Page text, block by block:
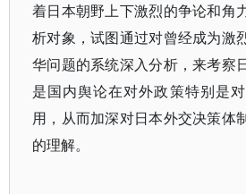
着日本朝野上下激烈的争论和角
析对象，试图通过对曾经成为激
华问题的系统深入分析，来考察
是国内舆论在对外政策特别是
用，从而加深对日本外交决策体
的理解。